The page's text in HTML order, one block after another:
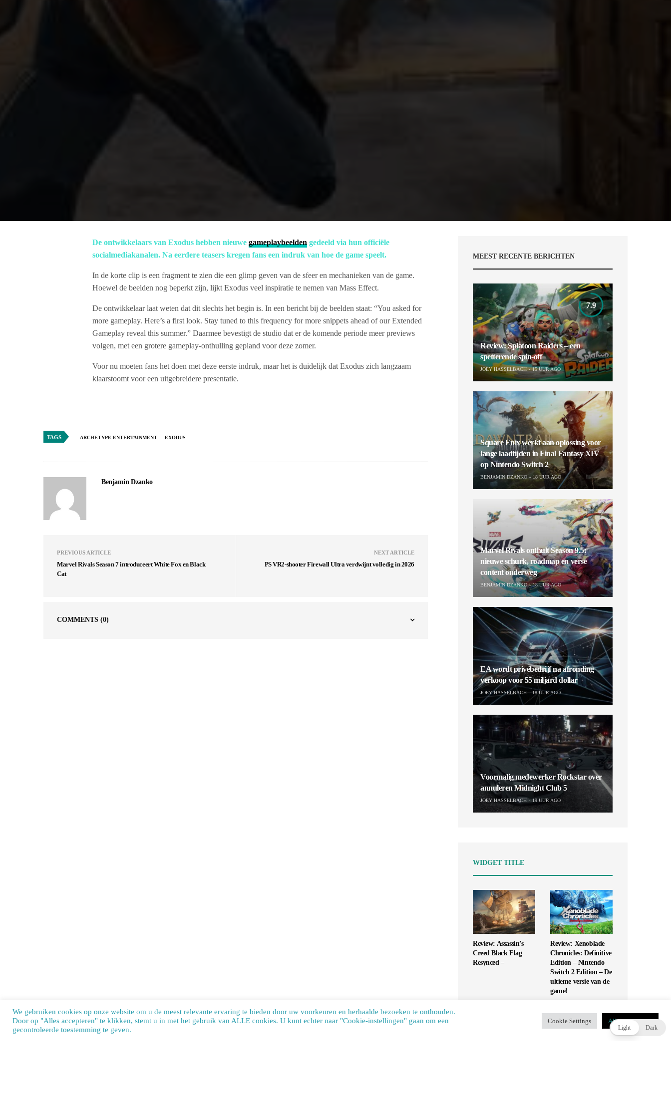
De ontwikkelaars van Exodus hebben nieuwegameplaybeelden gedeeld via hun officiële
socialmediakanalen. Na eerdere teasers kregen fans een indruk van hoe de game speelt.
In de korte clip is een fragment te zien die een glimp geven van de sfeer en mechanieken van de game.
Hoewel de beelden nog beperkt zijn, lijkt Exodus veel inspiratie te nemen van Mass Effect.
De ontwikkelaar laat weten dat dit slechts het begin is. In een bericht bij de beelden staat: “You asked for
more gameplay. Here’s a first look. Stay tuned to this frequency for more snippets ahead of our Extended
Gameplay reveal this summer.” Daarmee bevestigt de studio dat er de komende periode meer previews
volgen, met een grotere gameplay-onthulling gepland voor deze zomer.
Voor nu moeten fans het doen met deze eerste indruk, maar het is duidelijk dat Exodus zich langzaam
klaarstoomt voor een uitgebreidere presentatie.
TAGS ARCHETYPE ENTERTAINMENT EXODUS
Benjamin Dzanko
PREVIOUS ARTICLE
Marvel Rivals Season 7 introduceert White Fox en Black
Cat
NEXT ARTICLE
PS VR2-shooter Firewall Ultra verdwijnt volledig in 2026
COMMENTS (0)
MEEST RECENTE BERICHTEN
7.9
Review: Splatoon Raiders – een
spetterende spin-off
JOEY HASSELBACH 15 UUR AGO
Square Enix werkt aan oplossing voor
lange laadtijden in Final Fantasy XIV
op Nintendo Switch 2
BENJAMIN DZANKO 18 UUR AGO
Marvel Rivals onthult Season 9.5:
nieuwe schurk, roadmap en verse
content onderweg
BENJAMIN DZANKO 18 UUR AGO
EA wordt privébedrijf na afronding
verkoop voor 55 miljard dollar
JOEY HASSELBACH 18 UUR AGO
Voormalig medewerker Rockstar over
annuleren Midnight Club 5
JOEY HASSELBACH 19 UUR AGO
WIDGET TITLE
Review: Assassin’s
Creed Black Flag
Resynced –
Review: Xenoblade
Chronicles: Definitive
Edition – Nintendo
Switch 2 Edition – De
ultieme versie van de
game!
We gebruiken cookies op onze website om u de meest relevante ervaring te bieden door uw voorkeuren en herhaalde bezoeken te onthouden.
Door op "Alles accepteren" te klikken, stemt u in met het gebruik van ALLE cookies. U kunt echter naar "Cookie-instellingen" gaan om een ​​
gecontroleerde toestemming te geven.
Cookie Settings Alles accepteren
Light Dark
Our site uses cookies. Learn more about our use of cookies:cookie policy ACCEPT